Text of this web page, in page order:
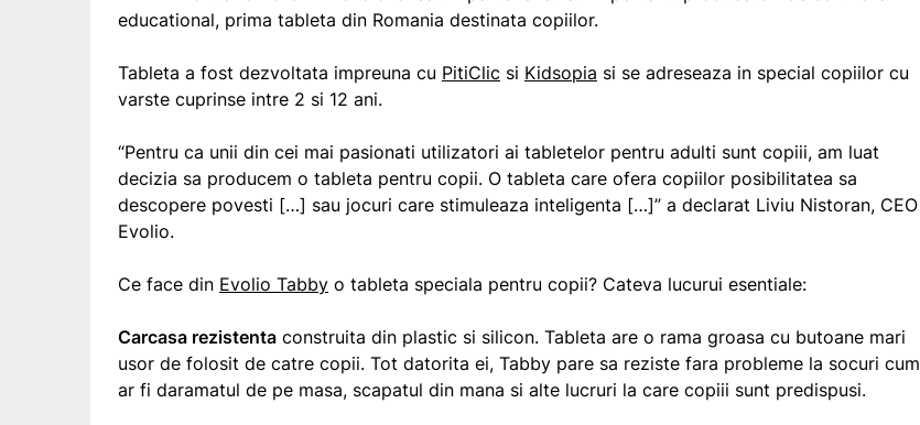
educational, prima tableta din Romania destinata copiilor.
Tableta a fost dezvoltata impreuna cu PitiClic si Kidsopia si se adreseaza in special copiilor cu
varste cuprinse intre 2 si 12 ani.
“Pentru ca unii din cei mai pasionati utilizatori ai tabletelor pentru adulti sunt copiii, am luat
decizia sa producem o tableta pentru copii. O tableta care ofera copiilor posibilitatea sa
descopere povesti […] sau jocuri care stimuleaza inteligenta […]” a declarat Liviu Nistoran, CEO
Evolio.
Ce face din Evolio Tabby o tableta speciala pentru copii? Cateva lucurui esentiale:
Carcasa rezistenta construita din plastic si silicon. Tableta are o rama groasa cu butoane mari
usor de folosit de catre copii. Tot datorita ei, Tabby pare sa reziste fara probleme la socuri cum
ar fi daramatul de pe masa, scapatul din mana si alte lucruri la care copiii sunt predispusi.